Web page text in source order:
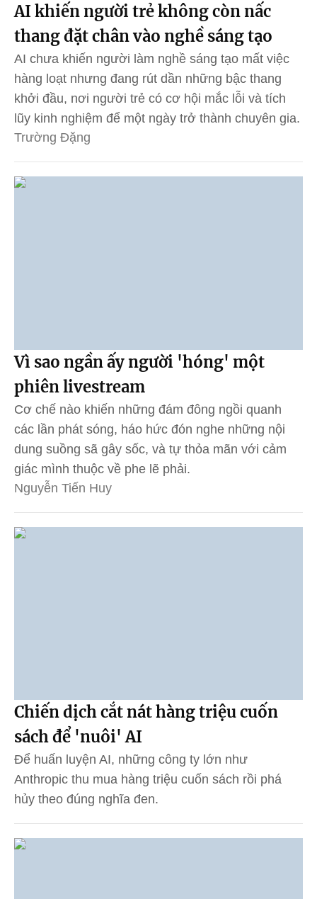
AI khiến người trẻ không còn nấc
thang đặt chân vào nghề sáng tạo
AI chưa khiến người làm nghề sáng tạo mất việc
hàng loạt nhưng đang rút dần những bậc thang
khởi đầu, nơi người trẻ có cơ hội mắc lỗi và tích
lũy kinh nghiệm để một ngày trở thành chuyên gia.
Trường Đặng
Vì sao ngần ấy người 'hóng' một
phiên livestream
Cơ chế nào khiến những đám đông ngồi quanh
các lần phát sóng, háo hức đón nghe những nội
dung suồng sã gây sốc, và tự thỏa mãn với cảm
giác mình thuộc về phe lẽ phải.
Nguyễn Tiến Huy
Chiến dịch cắt nát hàng triệu cuốn
sách để 'nuôi' AI
Để huấn luyện AI, những công ty lớn như
Anthropic thu mua hàng triệu cuốn sách rồi phá
hủy theo đúng nghĩa đen.